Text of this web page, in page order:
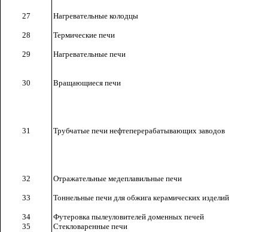
27 Нагревательные колодцы
28 Термические печи
29 Нагревательные печи
30 Вращающиеся печи
31 Трубчатые печи нефтеперерабатывающих заводов
32 Отражательные медеплавильные печи
33 Тоннельные печи для обжига керамических изделий
34
Футеровка пылеуловителей доменных печей
35
Стекловаренные печи